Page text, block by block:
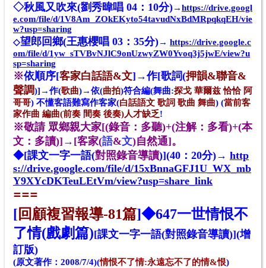
◇秋風又吹來(劉秀暐唱 04：10分)→https://drive.googl
e.com/file/d/1V8Am_ZOkEKyto54tavudNxBdMRpqkqEH/vie
w?usp=sharing
◇望郎回鄉(王惠櫻唱 03：35分)→ https://drive.google.c
om/file/d/1yw_sTVBvNJlC9onUzwyZW0Yvoq3j5jwE/view?u
sp=sharing
※依順序[客家白話語&文]→作[歌詞(押韻&聯音&
聲調)]→作(歌曲)→依(曲拍)符合編(舞曲:探戈 華爾兹 恰恰 阿
哥哥) 不懂客語難寫作客家(白話語文 歌詞 歌曲 舞曲) (當前客
家作曲 編曲(前奏 間奏 後奏)人才缺乏!
※敬請 眾鄉親大家[(錄音：多聽)+(注解：多看)+(本
文：多讀)]→[客家(語&文)自然通]。
◆[課文一字一語(對照錄音導讀)](40：20分)→ http
s://drive.google.com/file/d/15xBnnaGFJ1U_WX_mb
Y9XYcDKTeuLEtVm/view?usp=share_link
===
[回顧複習報導-81篇]◆647一世情恨不
了情(戲劇篇)[課文一字一語(對照錄音導讀)](增
訂版)
(原文著作：2008/7/4)(情恨不了情:永遠忘不了的情&恨)